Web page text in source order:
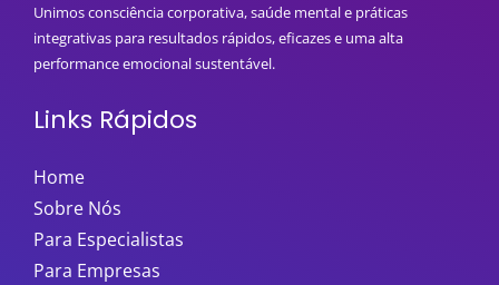
Unimos consciência corporativa, saúde mental e práticas
integrativas para resultados rápidos, eficazes e uma alta
performance emocional sustentável.
Links Rápidos
Home
Sobre Nós
Para Especialistas
Para Empresas